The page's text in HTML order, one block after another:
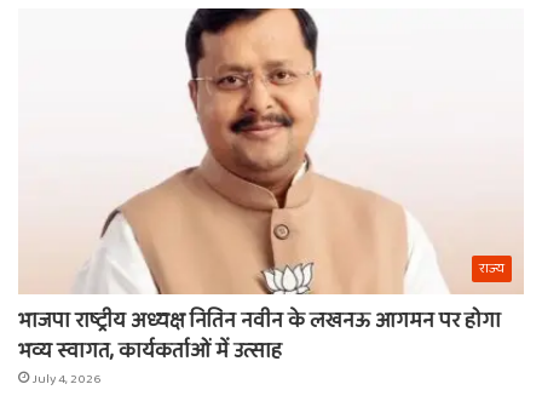
राज्य
भाजपा राष्ट्रीय अध्यक्ष नितिन नवीन के लखनऊ आगमन पर होगा
भव्य स्वागत, कार्यकर्ताओं में उत्साह
July 4, 2026